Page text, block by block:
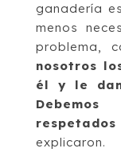
ganadería
menos
problema,
nosotros
él y le
explicaron.